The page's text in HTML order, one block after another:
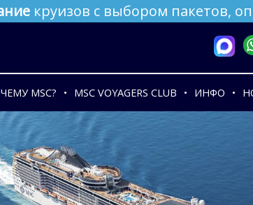
круизов с выбором пакетов,
MSC? MSC VOYAGERS CLUB ИНФО